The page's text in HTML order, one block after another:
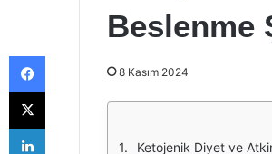
Beslenme
8 Kasım 2024
Ketojenik Diyet ve
Facebook
X
LinkedIn